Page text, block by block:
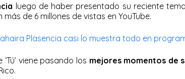
luego de haber presentado su reciente
de 6 millones de vistas en YouTube.
Plasencia casi lo muestra todo en
viene pasando los mejores momentos de